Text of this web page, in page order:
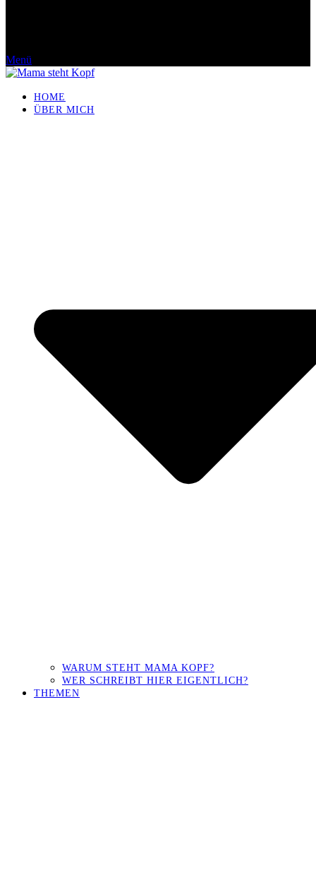
Menü
HOME
ÜBER MICH
WARUM STEHT MAMA KOPF?
WER SCHREIBT HIER EIGENTLICH?
THEMEN